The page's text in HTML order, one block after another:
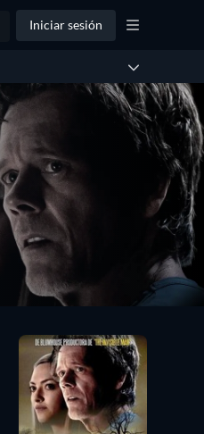
Iniciar sesión